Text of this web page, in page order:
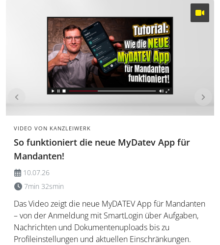
VIDEO VON KANZLEIWERK
So funktioniert die neue MyDatev App für
Mandanten!
10.07.26
7min 32smin
Das Video zeigt die neue MyDATEV App für Mandanten
– von der Anmeldung mit SmartLogin über Aufgaben,
Nachrichten und Dokumentenuploads bis zu
Profileinstellungen und aktuellen Einschränkungen.